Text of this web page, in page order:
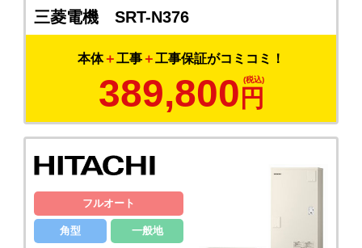
三菱電機 SRT-N376
本体＋工事 ＋工事保証がコミコミ！
389,800 円
フルオート
角型 一般地